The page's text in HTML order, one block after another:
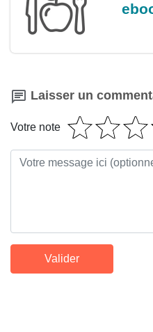
Laisser un
Votre note